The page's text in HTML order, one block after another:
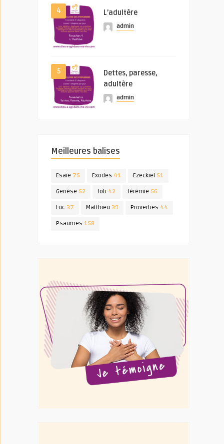
4 L’adultère
admin
5
Dettes, paresse,
adultère
admin
Meilleures balises
Esaïe 75 Exodes 41 Ezeckiel 51
Genèse 52 Job 42 Jérémie 56
Luc 37 Matthieu 39 Proverbes 44
Psaumes 158